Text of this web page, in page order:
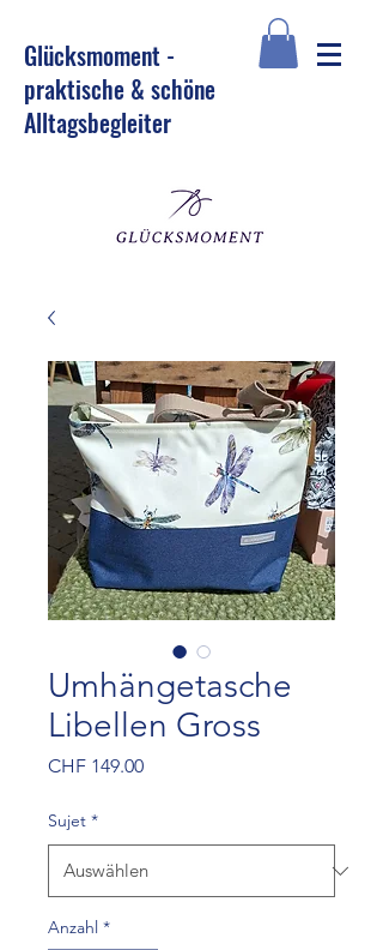
Glücksmoment -
praktische & schöne
Alltagsbegleiter
Umhängetasche
Libellen Gross
CHF 149.00Preis
Sujet *
Anzahl *